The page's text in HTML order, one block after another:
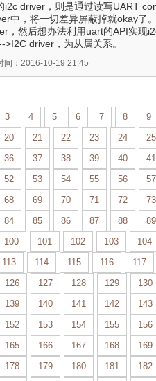
i2c driver，则是通过读写UART
中，将一切差异屏蔽掉就okay了
，然后想办法利用uart的API实现
driver，为从属关系。
间：2016-10-19 21:45
3 4 5 6 7 8 9
20 21 22 23 24 25
36 37 38 39 40 41
52 53 54 55 56 57
68 69 70 71 72 73
84 85 86 87 88 89
100 101 102 103 104
113 114 115 116 117
126 127 128 129 130
139 140 141 142 143
152 153 154 155 156
165 166 167 168 169
178 179 180 181 182